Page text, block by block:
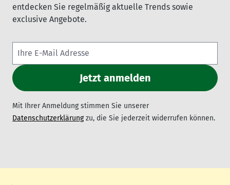
entdecken Sie regelmäßig aktuelle Trends sowie
exclusive Angebote.
Mit Ihrer Anmeldung stimmen Sie unserer
Datenschutzerklärungzu, die Sie jederzeit widerrufen können.